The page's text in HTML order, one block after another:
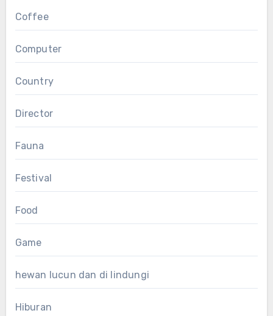
Coffee
Computer
Country
Director
Fauna
Festival
Food
Game
hewan lucun dan di lindungi
Hiburan